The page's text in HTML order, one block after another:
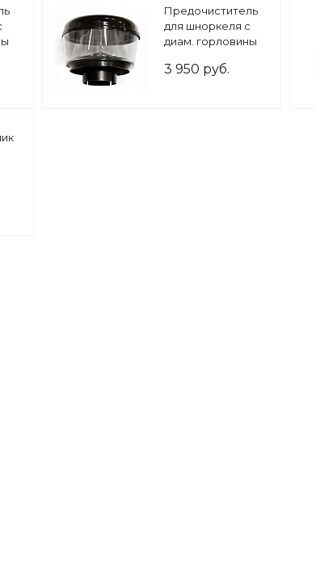
Предочиститель
для шноркеля с
диам. горловины
3 950 руб.